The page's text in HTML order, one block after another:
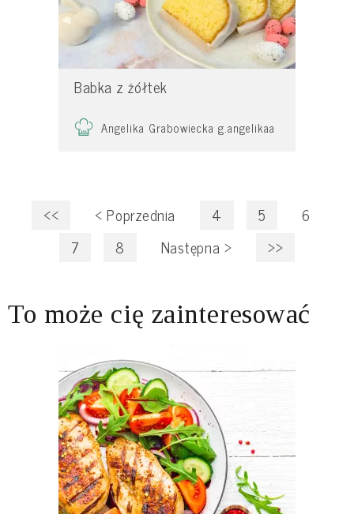
Babka z żółtek
Angelika Grabowiecka g.angelikaa
<< < Poprzednia 4 5
6
7
8 Następna > >>
To może cię zainteresować